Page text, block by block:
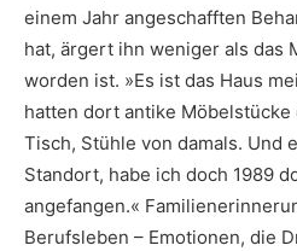
einem Jahr angeschafften
hat, ärgert ihn weniger als das
worden ist. »Es ist das Haus
hatten dort antike
Tisch, Stühle von damals. Und
Standort, habe ich doch 1989
angefangen.«
Berufsleben – Emotionen, die